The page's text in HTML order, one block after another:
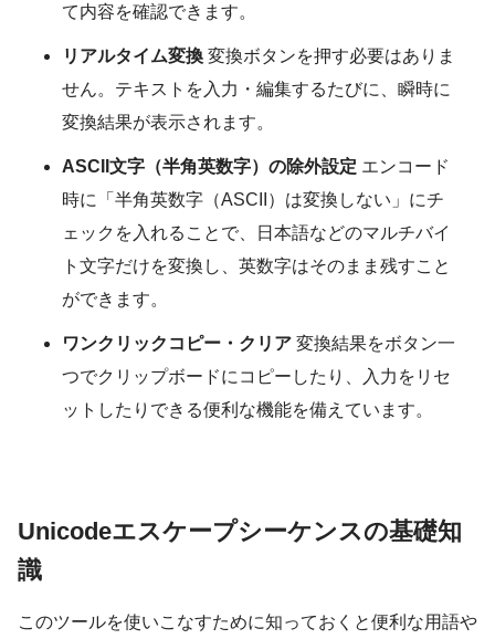
て内容を確認できます。
リアルタイム変換 変換ボタンを押す必要はありま
せん。テキストを入力・編集するたびに、瞬時に
変換結果が表示されます。
ASCII文字（半角英数字）の除外設定 エンコード
時に「半角英数字（ASCII）は変換しない」にチ
ェックを入れることで、日本語などのマルチバイ
ト文字だけを変換し、英数字はそのまま残すこと
ができます。
ワンクリックコピー・クリア 変換結果をボタン一
つでクリップボードにコピーしたり、入力をリセ
ットしたりできる便利な機能を備えています。
Unicodeエスケープシーケンスの基礎知
識
このツールを使いこなすために知っておくと便利な用語や